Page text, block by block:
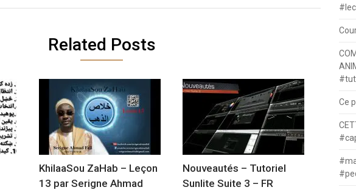
Related Posts
KhilaaSou ZaHab – Leçon
13 par Serigne Ahmad
Nouveautés – Tutoriel
Sunlite Suite 3 – FR
Ce